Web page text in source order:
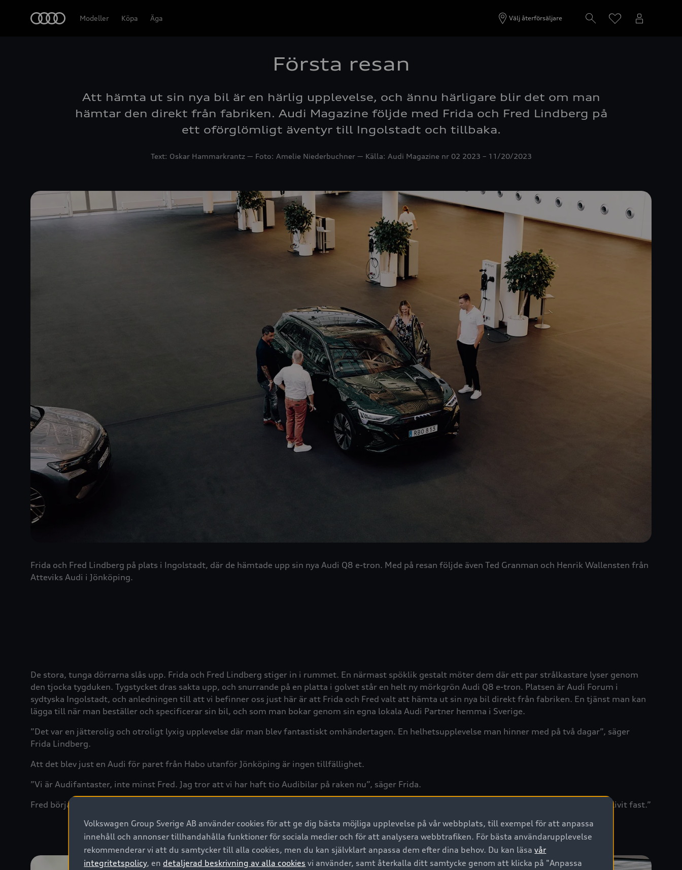
Modeller Köpa Äga Välj återförsäljare
Första resan
Att hämta ut sin nya bil är en härlig upplevelse, och ännu härligare blir det om man
hämtar den direkt från fabriken. Audi Magazine följde med Frida och Fred Lindberg på
ett oförglömligt äventyr till Ingolstadt och tillbaka.
Text: Oskar Hammarkrantz ― Foto: Amelie Niederbuchner ― Källa: Audi Magazine nr 02 2023 – 11/20/2023
Frida och Fred Lindberg på plats i Ingolstadt, där de hämtade upp sin nya Audi Q8 e-tron. Med på resan följde även Ted Granman och Henrik Wallensten från
Atteviks Audi i Jönköping.
De stora, tunga dörrarna slås upp. Frida och Fred Lindberg stiger in i rummet. En närmast spöklik gestalt möter dem där ett par strålkastare lyser genom
den tjocka tygduken. Tygstycket dras sakta upp, och snurrande på en platta i golvet står en helt ny mörkgrön Audi Q8 e-tron. Platsen är Audi Forum i
sydtyska Ingolstadt, och anledningen till att vi befinner oss just här är att Frida och Fred valt att hämta ut sin nya bil direkt från fabriken. En tjänst man kan
lägga till när man beställer och specificerar sin bil, och som man bokar genom sin egna lokala Audi Partner hemma i Sverige.
”Det var en jätterolig och otroligt lyxig upplevelse där man blev fantastiskt omhändertagen. En helhetsupplevelse man hinner med på två dagar”, säger
Frida Lindberg.
Att det blev just en Audi för paret från Habo utanför Jönköping är ingen tillfällighet.
”Vi är Audifantaster, inte minst Fred. Jag tror att vi har haft tio Audibilar på raken nu”, säger Frida.
Fred börjar räkna tyst i huvudet. ”Ja, tio måste det vara. Det började 2007 när den nya Audi A4 släpptes. Jag föll direkt för den. Och sedan har jag blivit fast.”
Volkswagen Group Sverige AB använder cookies för att ge dig bästa möjliga upplevelse på vår webbplats, till exempel för att anpassa
innehåll och annonser tillhandahålla funktioner för sociala medier och för att analysera webbtrafiken. För bästa användarupplevelse
rekommenderar vi att du samtycker till alla cookies, men du kan självklart anpassa dem efter dina behov. Du kan läsavår
integritetspolicy, en detaljerad beskrivning av alla cookies vi använder, samt återkalla ditt samtycke genom att klicka på "Anpassa